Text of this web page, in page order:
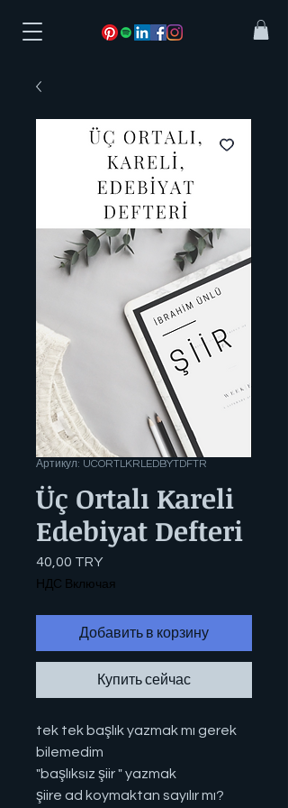
Артикул: UCORTLKRLEDBYTDFTR
Üç Ortalı Kareli
Edebiyat Defteri
40,00 TRYЦена
НДС Включая
Добавить в корзину
Купить сейчас
tek tek başlık yazmak mı gerek
bilemedim
"başlıksız şiir " yazmak
şiire ad koymaktan sayılır mı?